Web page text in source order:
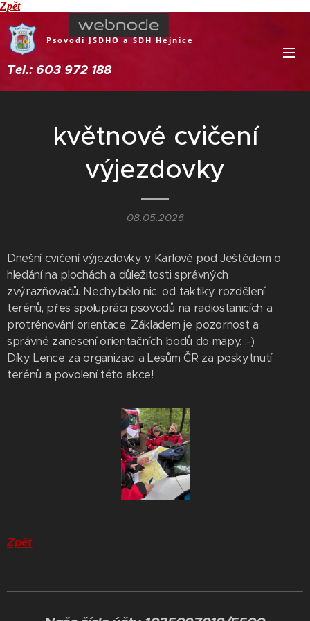
Zpět
Psovodi JSDHO a SDH Hejnice
Tel.: 603 972 188
květnové cvičení
výjezdovky
08.05.2026
Dnešní cvičení výjezdovky v Karlově pod Ještědem o
hledání na plochách a důležitosti správných
zvýrazňovačů. Nechybělo nic, od taktiky rozdělení
terénů, přes spolupráci psovodů na radiostanicích a
protrénování orientace. Základem je pozornost a
správné zanesení orientačních bodů do mapy. :-)
Díky Lence za organizaci a Lesům ČR za poskytnutí
terénů a povolení této akce!
Zpět